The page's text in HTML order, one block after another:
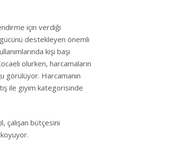
için verdiği
gücünü destekleyen önemli
kişi başı
olurken, harcamaların
görülüyor. Harcamanın
ile giyim kategorisinde
çalışan bütçesini